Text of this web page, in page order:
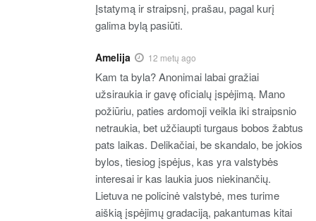
Įstatymą ir straipsnį, prašau, pagal kurį
galima bylą pasiūti.
Amelija 12 metų ago
Kam ta byla? Anonimai labai gražiai
užsiraukia ir gavę oficialų įspėjimą. Mano
požiūriu, paties ardomoji veikla iki straipsnio
netraukia, bet užčiaupti turgaus bobos žabtus
pats laikas. Delikačiai, be skandalo, be jokios
bylos, tiesiog įspėjus, kas yra valstybės
interesai ir kas laukia juos niekinančių.
Lietuva ne policinė valstybė, mes turime
aiškią įspėjimų gradaciją, pakantumas kitai